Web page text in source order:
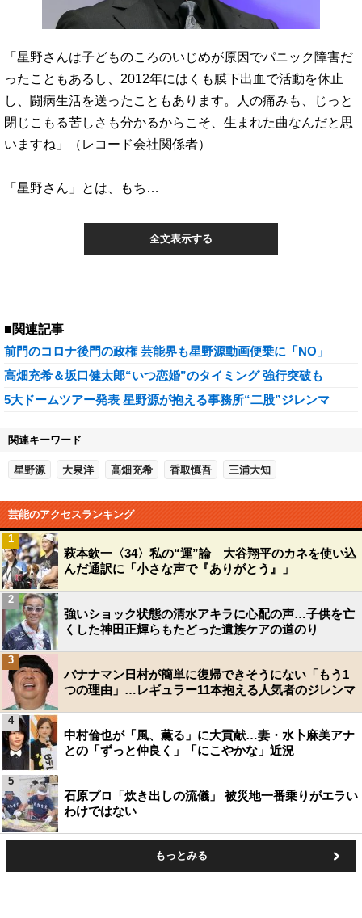
「星野さんは子どものころのいじめが原因でパニック障害だ
ったこともあるし、2012年にはくも膜下出血で活動を休止
し、闘病生活を送ったこともあります。人の痛みも、じっと
閉じこもる苦しさも分かるからこそ、生まれた曲なんだと思
いますね」（レコード会社関係者）
「星野さん」とは、もち…
全文表示する
■関連記事
前門のコロナ後門の政権 芸能界も星野源動画便乗に「NO」
高畑充希＆坂口健太郎“いつ恋婚”のタイミング 強行突破も
5大ドームツアー発表 星野源が抱える事務所“二股”ジレンマ
関連キーワード
星野源 大泉洋 高畑充希 香取慎吾 三浦大知
芸能のアクセスランキング
萩本欽一〈34〉私の“運”論 大谷翔平のカネを使い込
んだ通訳に「小さな声で『ありがとう』」
1
強いショック状態の清水アキラに心配の声…子供を亡
くした神田正輝らもたどった遺族ケアの道のり
2
バナナマン日村が簡単に復帰できそうにない「もう1
つの理由」…レギュラー11本抱える人気者のジレンマ
3
中村倫也が「風、薫る」に大貢献…妻・水卜麻美アナ
との「ずっと仲良く」「にこやかな」近況
4
石原プロ「炊き出しの流儀」 被災地一番乗りがエラい
わけではない
5
もっとみる